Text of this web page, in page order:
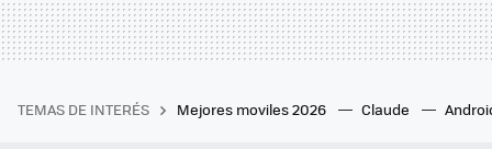
TEMAS DE INTERÉS Mejores moviles 2026 Claude